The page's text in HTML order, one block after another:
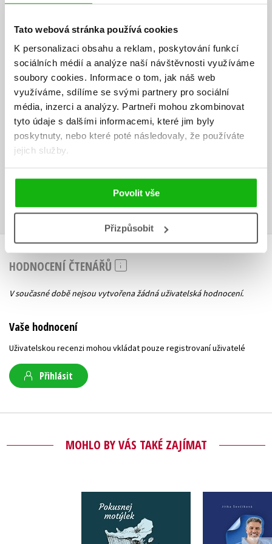
Tato webová stránka používá cookies
K personalizaci obsahu a reklam, poskytování funkcí
sociálních médií a analýze naší návštěvnosti využíváme
soubory cookies. Informace o tom, jak náš web
využíváme, sdílíme se svými partnery pro sociální
média, inzerci a analýzy. Partneři mohou zkombinovat
tyto údaje s dalšími informacemi, které jim byly
poskytnuty, nebo které poté následovaly, že používáte
jejich služby.
Povolit vše
Přizpůsobit
Centra pro aplikovaný výzkum mozku a učení na Tichomořské
univerzitě v Seattlu a také učí na lékařské fakultě Washingtonské
univerzity v oddělení bioinženýrství. V roce 2004 se stal vědeckým
pracovníkem Národní akademie technických věd. Je konzultantem
americké vzdělávací komise a pravidelně přednáší o vztahu
neurologie a vzdělávání. Celý život jej fascinuje, jak lidská mysl
reaguje na informace a jak informace organizuje. Jako ženatý muž
a otec dvou chlapců se zajímá, jak by nauka o mozku mohla ovlivnit
metody vzdělávání dětí.
Ukázka.pdf
HODNOCENÍ ČTENÁŘŮ
V současné době nejsou vytvořena žádná uživatelská hodnocení.
Vaše hodnocení
Uživatelskou recenzi mohou vkládat pouze registrovaní uživatelé
Přihlásit
MOHLO BY VÁS TAKÉ ZAJÍMAT
Pokusnej Motýlek
Karolína Kollárová
Emočně
Jitka